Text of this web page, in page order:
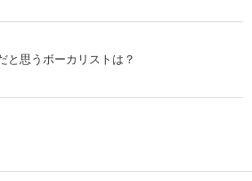
と思うボーカリストは？